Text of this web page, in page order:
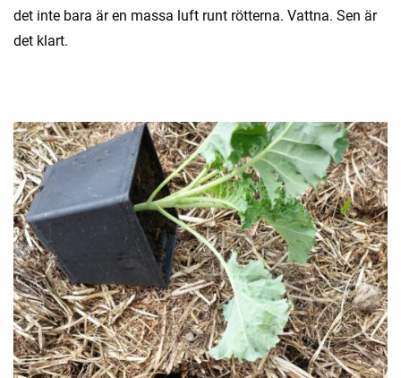
det inte bara är en massa luft runt rötterna. Vattna. Sen är
det klart.